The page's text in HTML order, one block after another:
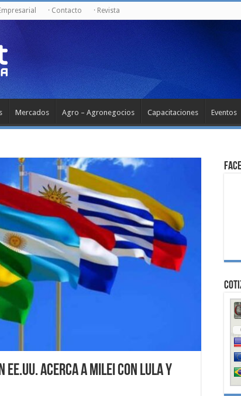
· Contacto · Revista
Mercados Agro – Agronegocios Capacitaciones Eventos
acerca a Milei con Lula y